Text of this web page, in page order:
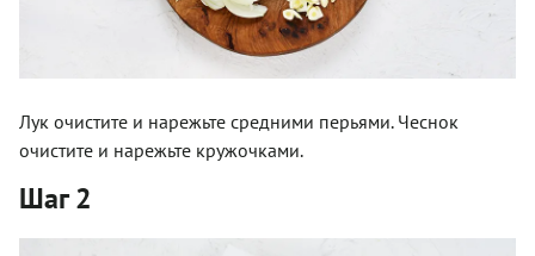
Лук очистите и нарежьте средними перьями. Чеснок
очистите и нарежьте кружочками.
Шаг 2